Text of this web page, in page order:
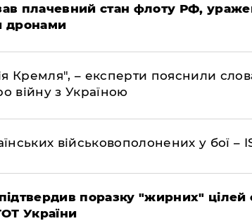
плачевний стан флоту РФ,
дронами
Кремля", – експерти пояснили
війну з Україною
військовополонених у бої –
поразку "жирних" цілей
України